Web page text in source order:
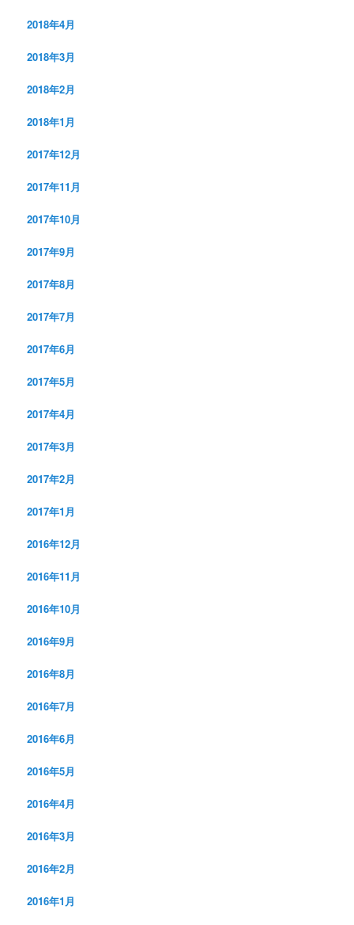
2018年4月
2018年3月
2018年2月
2018年1月
2017年12月
2017年11月
2017年10月
2017年9月
2017年8月
2017年7月
2017年6月
2017年5月
2017年4月
2017年3月
2017年2月
2017年1月
2016年12月
2016年11月
2016年10月
2016年9月
2016年8月
2016年7月
2016年6月
2016年5月
2016年4月
2016年3月
2016年2月
2016年1月